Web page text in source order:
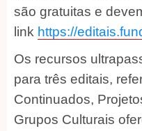
são gratuitas e
link https://
Os recursos
para três editais,
Continuados,
Grupos Culturais